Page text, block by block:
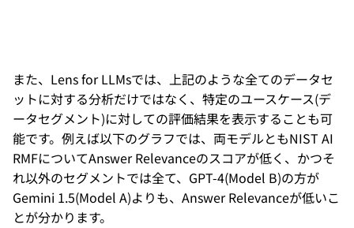
また、Lens for LLMsでは、上記のような全てのデータセ
ットに対する分析だけではなく、特定のユースケース(デ
ータセグメント)に対しての評価結果を表示することも可
能です。例えば以下のグラフでは、両モデルともNIST AI
RMFについてAnswer Relevanceのスコアが低く、かつそ
れ以外のセグメントでは全て、GPT-4(Model B)の方が
Gemini 1.5(Model A)よりも、Answer Relevanceが低いこ
とが分かります。